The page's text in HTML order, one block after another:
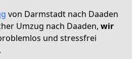
von Darmstadt nach Daaden
Umzug nach Daaden, wir
und stressfrei